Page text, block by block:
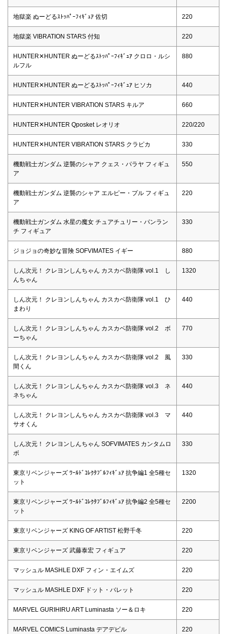
地獄楽 ぬーどるｽﾄｯﾊﾟｰﾌｨｷﾞｭｱ 佐切 220
地獄楽 VIBRATION STARS 付知 220
HUNTER✕HUNTER ぬーどるｽﾄｯﾊﾟｰﾌｨｷﾞｭｱ クロロ・ルシ
ルフル
880
HUNTER✕HUNTER ぬーどるｽﾄｯﾊﾟｰﾌｨｷﾞｭｱ ヒソカ 440
HUNTER✕HUNTER VIBRATION STARS キルア 660
HUNTER✕HUNTER Qposket レオリオ 220/220
HUNTER✕HUNTER VIBRATION STARS クラピカ 330
機動戦士ガンダム 逆襲のシャア クェス・パラヤ フィギュ
ア
550
機動戦士ガンダム 逆襲のシャア エルピー・プル フィギュ
ア
220
機動戦士ガンダム 水星の魔女 チュアチュリー・パンラン
チ フィギュア
330
ジョジョの奇妙な冒険 SOFVIMATES イギー 880
しん次元！ クレヨンしんちゃん カスカベ防衛隊 vol.1 し
んちゃん
1320
しん次元！ クレヨンしんちゃん カスカベ防衛隊 vol.1 ひ
まわり
440
しん次元！ クレヨンしんちゃん カスカベ防衛隊 vol.2 ボ
ーちゃん
770
しん次元！ クレヨンしんちゃん カスカベ防衛隊 vol.2 風
間くん
330
しん次元！ クレヨンしんちゃん カスカベ防衛隊 vol.3 ネ
ネちゃん
440
しん次元！ クレヨンしんちゃん カスカベ防衛隊 vol.3 マ
サオくん
440
しん次元！ クレヨンしんちゃん SOFVIMATES カンタムロ
ボ
330
東京リベンジャーズ ﾜｰﾙﾄﾞｺﾚｸﾀﾌﾞﾙﾌｨｷﾞｭｱ 抗争編1 全5種セ
ット
1320
東京リベンジャーズ ﾜｰﾙﾄﾞｺﾚｸﾀﾌﾞﾙﾌｨｷﾞｭｱ 抗争編2 全5種セ
ット
2200
東京リベンジャーズ KING OF ARTIST 松野千冬 220
東京リベンジャーズ 武藤泰宏 フィギュア 220
マッシュル MASHLE DXF フィン・エイムズ 220
マッシュル MASHLE DXF ドット・バレット 220
MARVEL GURIHIRU ART Luminasta ソー＆ロキ 220
MARVEL COMICS Luminasta デアデビル 220